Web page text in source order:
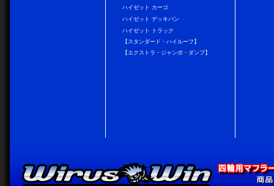
ハイゼット カーゴ
ハイゼット デッキバン
ハイゼット トラック
【スタンダード・ハイルーフ】
【エクストラ・ジャンボ・ダンプ】